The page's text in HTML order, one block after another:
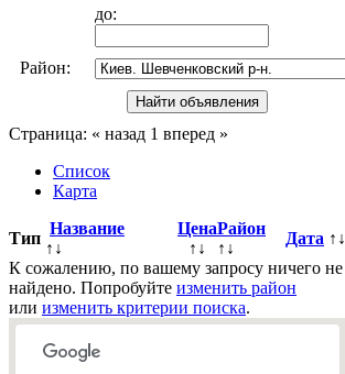
до:
Район:
Страница: « назад 1 вперед »
Список
Карта
Тип
Название
↑↓
Цена
↑↓
Район
↑↓
Дата ↑↓
К сожалению, по вашему запросу ничего не
найдено. Попробуйте изменить район
или изменить критерии поиска.